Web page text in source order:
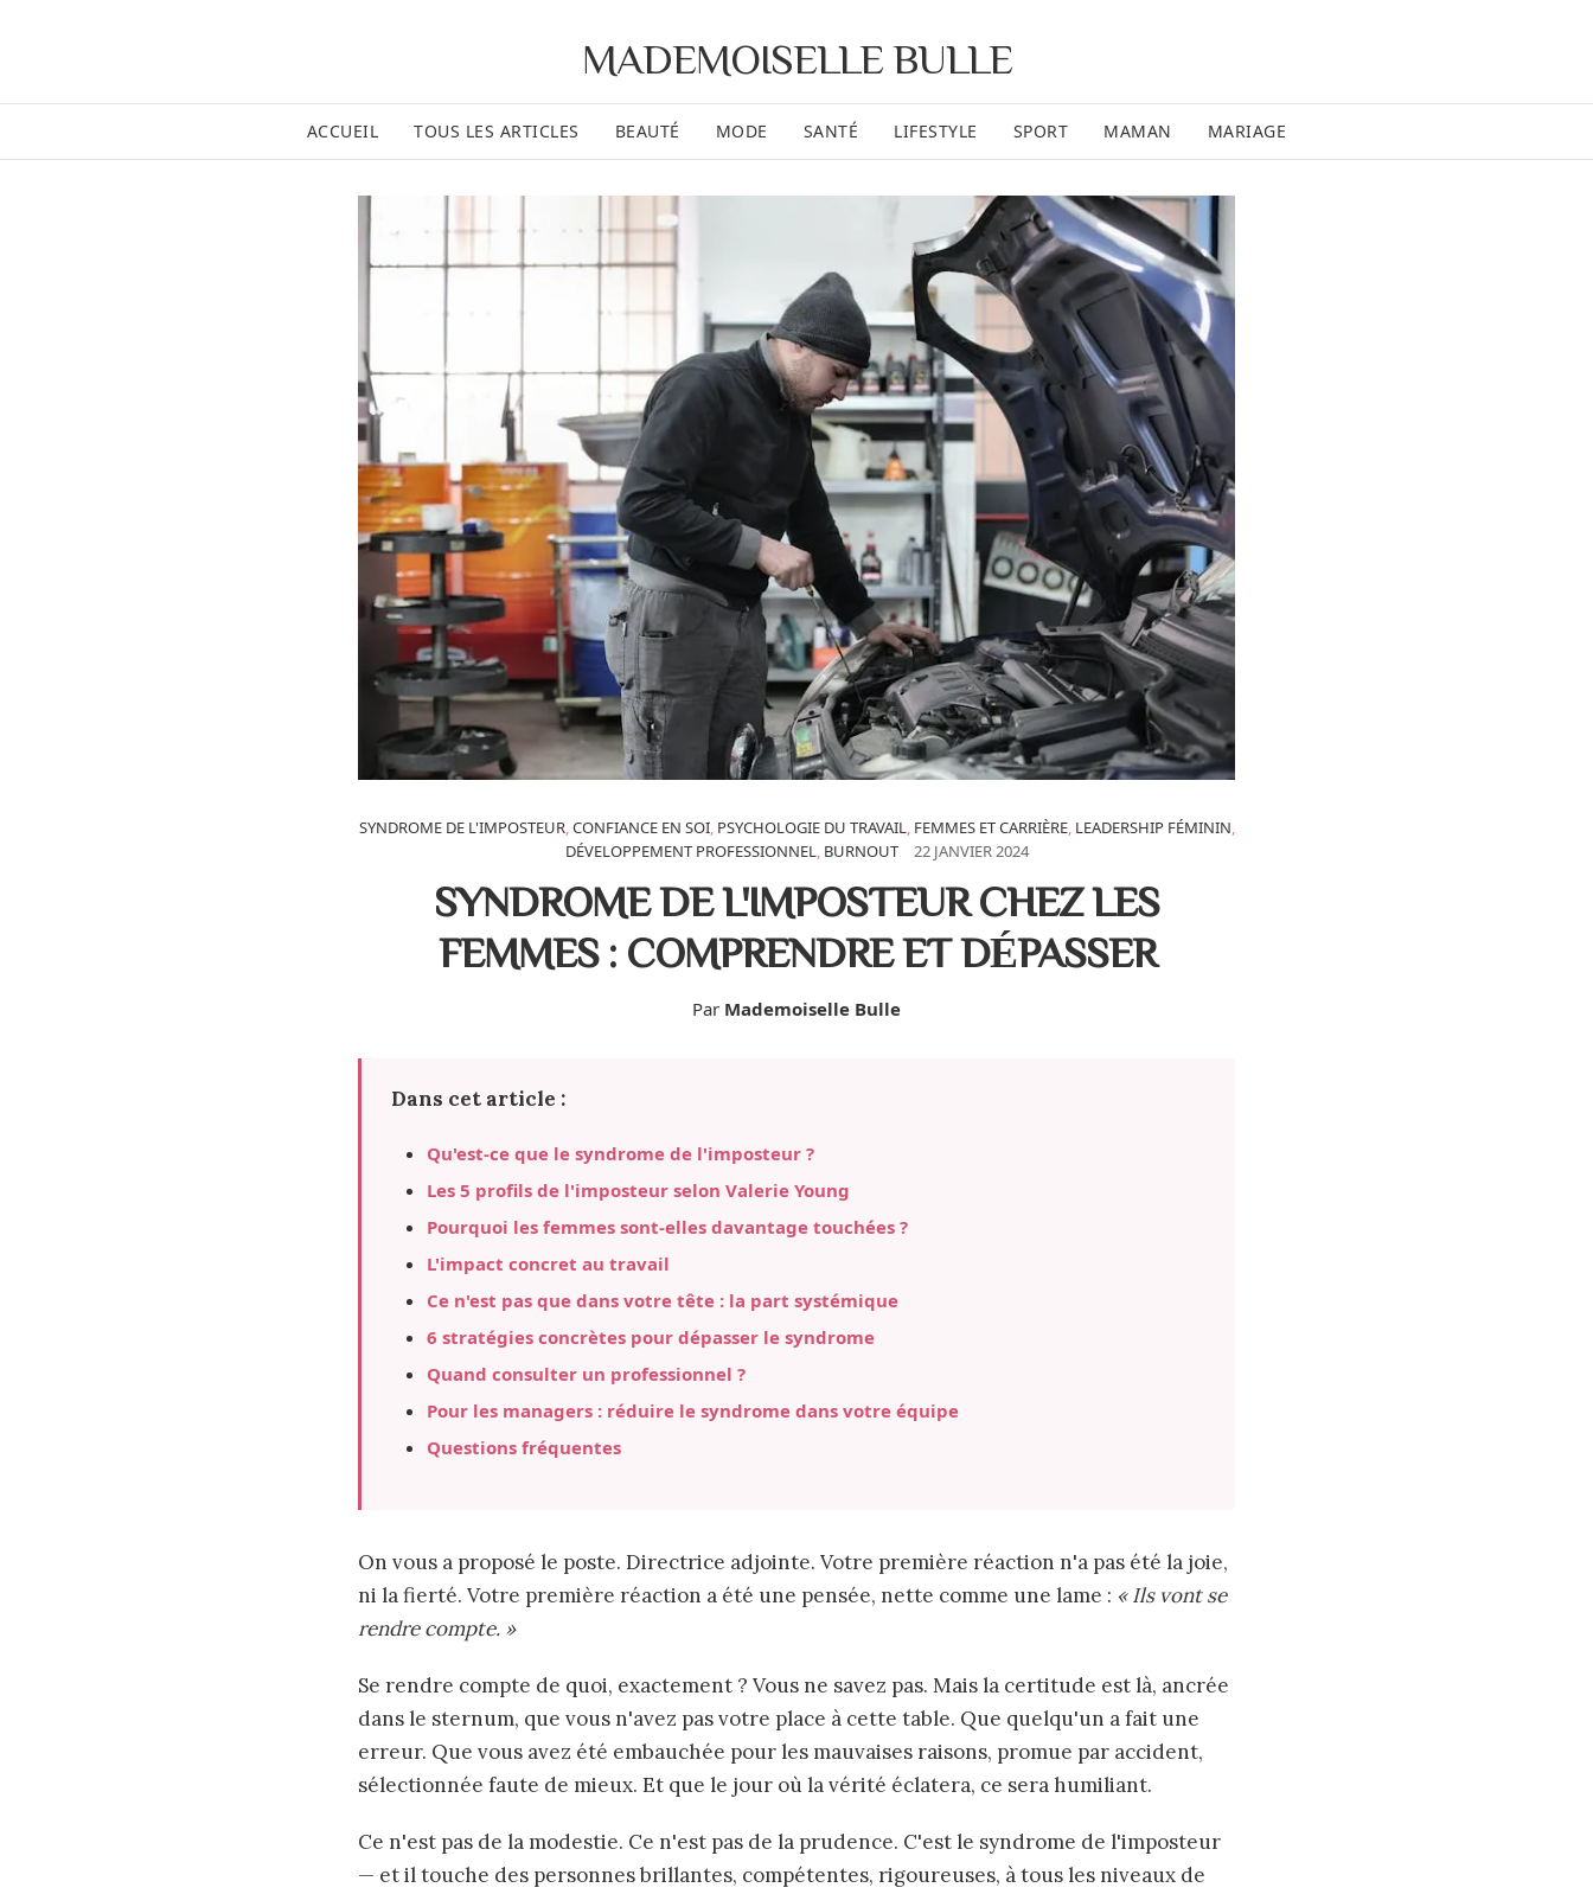
MADEMOISELLE BULLE
ACCUEIL TOUS LES ARTICLES BEAUTÉ MODE SANTÉ LIFESTYLE SPORT MAMAN MARIAGE
SYNDROME DE L'IMPOSTEUR,CONFIANCE EN SOI, PSYCHOLOGIE DU TRAVAIL, FEMMES ET CARRIÈRE, LEADERSHIP FÉMININ,
DÉVELOPPEMENT PROFESSIONNEL, BURNOUT 22 JANVIER 2024
SYNDROME DE L'IMPOSTEUR CHEZ LES
FEMMES : COMPRENDRE ET DÉPASSER
Par Mademoiselle Bulle
Dans cet article :
Qu'est-ce que le syndrome de l'imposteur ?
Les 5 profils de l'imposteur selon Valerie Young
Pourquoi les femmes sont-elles davantage touchées ?
L'impact concret au travail
Ce n'est pas que dans votre tête : la part systémique
6 stratégies concrètes pour dépasser le syndrome
Quand consulter un professionnel ?
Pour les managers : réduire le syndrome dans votre équipe
Questions fréquentes
On vous a proposé le poste. Directrice adjointe. Votre première réaction n'a pas été la joie,
ni la fierté. Votre première réaction a été une pensée, nette comme une lame : « Ils vont se
rendre compte. »
Se rendre compte de quoi, exactement ? Vous ne savez pas. Mais la certitude est là, ancrée
dans le sternum, que vous n'avez pas votre place à cette table. Que quelqu'un a fait une
erreur. Que vous avez été embauchée pour les mauvaises raisons, promue par accident,
sélectionnée faute de mieux. Et que le jour où la vérité éclatera, ce sera humiliant.
Ce n'est pas de la modestie. Ce n'est pas de la prudence. C'est le syndrome de l'imposteur
— et il touche des personnes brillantes, compétentes, rigoureuses, à tous les niveaux de